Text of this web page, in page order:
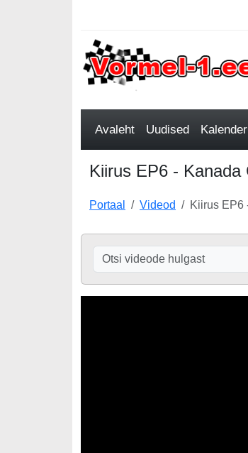
Avaleht Uudised Kalender
Kiirus EP6 -
Portaal Videod Kiirus EP6